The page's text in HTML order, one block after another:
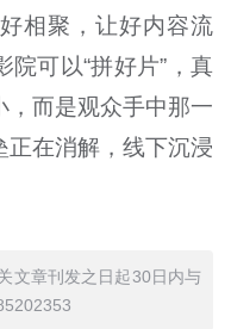
相聚，让好内容流
可以“拼好片”，真
，而是观众手中那一
在消解，线下沉浸
文章刊发之日起30日内与